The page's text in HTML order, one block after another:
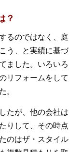
？
るのではなく、庭
う、と実績に基づ
ました。いろいろ
リフォームをして
。
たが、他の会社は
りして、その時点
のはザ・スタイル